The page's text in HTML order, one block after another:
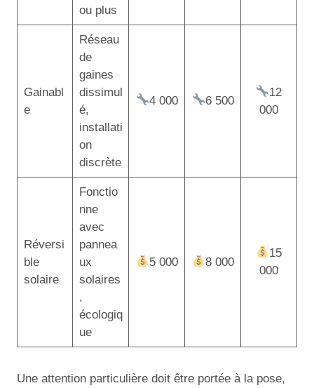
ou plus
Gainabl
e
Réseau
de
gaines
dissimul
é,
installati
on
discrète
4 000 6 500
12
000
Réversi
ble
solaire
Fonctio
nne
avec
pannea
ux
solaires
,
écologiq
ue
5 000 8 000
15
000
Une attention particulière doit être portée à la pose,